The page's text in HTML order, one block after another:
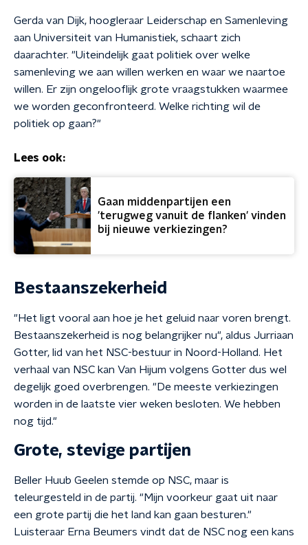
Gerda van Dijk, hoogleraar Leiderschap en Samenleving
aan Universiteit van Humanistiek, schaart zich
daarachter. "Uiteindelijk gaat politiek over welke
samenleving we aan willen werken en waar we naartoe
willen. Er zijn ongelooflijk grote vraagstukken waarmee
we worden geconfronteerd. Welke richting wil de
politiek op gaan?"
Lees ook:
Gaan middenpartijen een
'terugweg vanuit de flanken' vinden
bij nieuwe verkiezingen?
Bestaanszekerheid
"Het ligt vooral aan hoe je het geluid naar voren brengt.
Bestaanszekerheid is nog belangrijker nu", aldus Jurriaan
Gotter, lid van het NSC-bestuur in Noord-Holland. Het
verhaal van NSC kan Van Hijum volgens Gotter dus wel
degelijk goed overbrengen. "De meeste verkiezingen
worden in de laatste vier weken besloten. We hebben
nog tijd."
Grote, stevige partijen
Beller Huub Geelen stemde op NSC, maar is
teleurgesteld in de partij. "Mijn voorkeur gaat uit naar
een grote partij die het land kan gaan besturen."
Luisteraar Erna Beumers vindt dat de NSC nog een kans